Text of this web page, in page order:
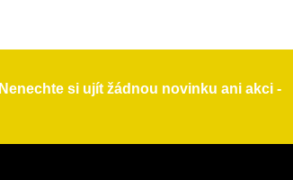
Nenechte si ujít žádnou novinku ani akci -